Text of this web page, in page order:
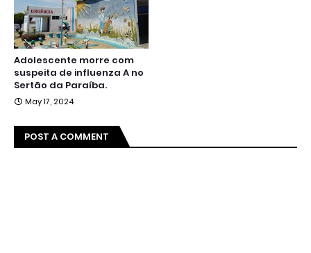
Adolescente morre com
suspeita de influenza A no
Sertão da Paraíba.
May 17, 2024
POST A COMMENT